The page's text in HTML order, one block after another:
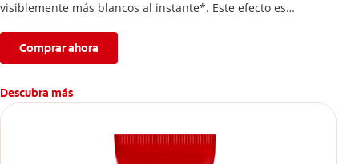
visiblemente más blancos al instante*. Este efecto es
protege el esmalte dental.
*El efecto es temporal.
Comprar ahora
Descubra más